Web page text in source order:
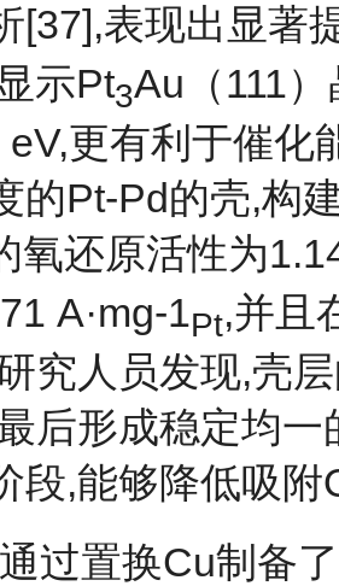
[37],表现出显著
示Pt3Au（111
更有利于催化
的Pt-Pd的壳,构
氧还原活性为
A·mg-1Pt,并且
究人员发现,壳
后形成稳定均
段,能够降低吸
过置换Cu制备